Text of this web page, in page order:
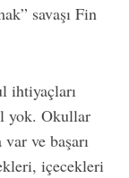
savaşı Fin
ihtiyaçları
yok. Okullar
ve başarı
içecekleri